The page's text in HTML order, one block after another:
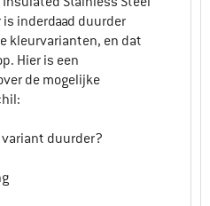
inderdaad duurder
kleurvarianten, en dat
Hier is een
de mogelijke
variant duurder?